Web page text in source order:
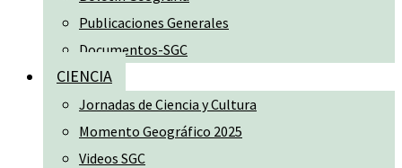
Publicaciones Generales
Documentos-SGC
CIENCIA
Jornadas de Ciencia y Cultura
Momento Geográfico 2025
Videos SGC